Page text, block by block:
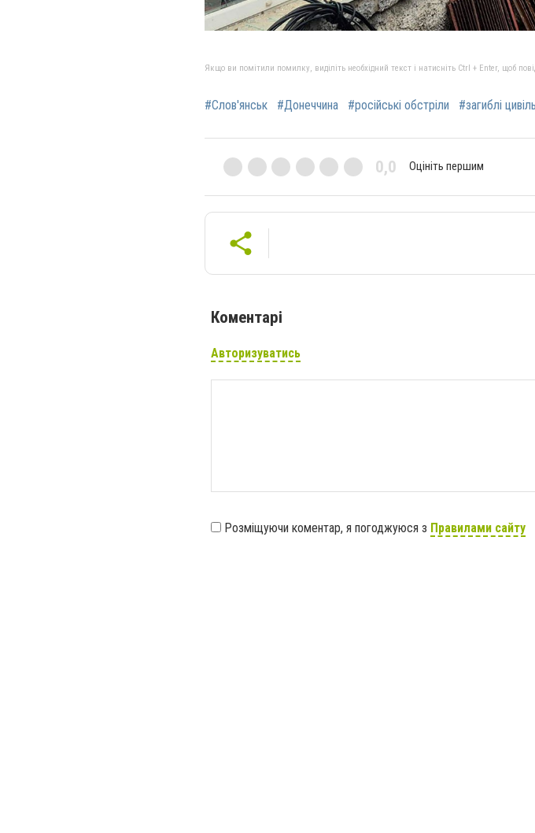
Якщо ви помітили помилку, виділіть необхідний текст і натисніть Ctrl + Enter, щоб
#Слов'янськ #Донеччина #російські обстріли #загиблі
0,0 Оцініть першим
Коментарі
Авторизуватись
Розміщуючи коментар, я погоджуюся з Правилами сайту